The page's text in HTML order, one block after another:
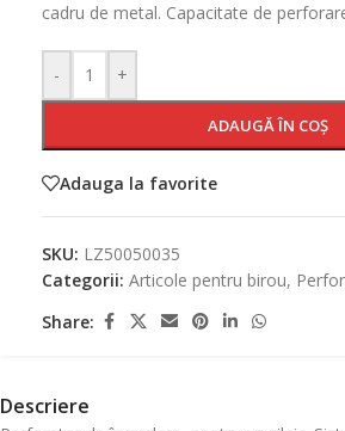
cadru de metal. Capacitate de
- +
ADAUGĂ ÎN COȘ
Adauga la favorite
SKU: LZ50050035
Categorii: Articole pentru birou,
Share:
Descriere